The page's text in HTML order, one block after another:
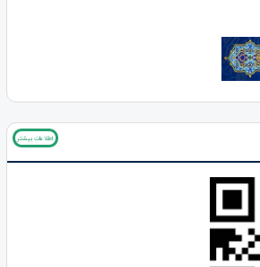
اطلاعات بیشتر